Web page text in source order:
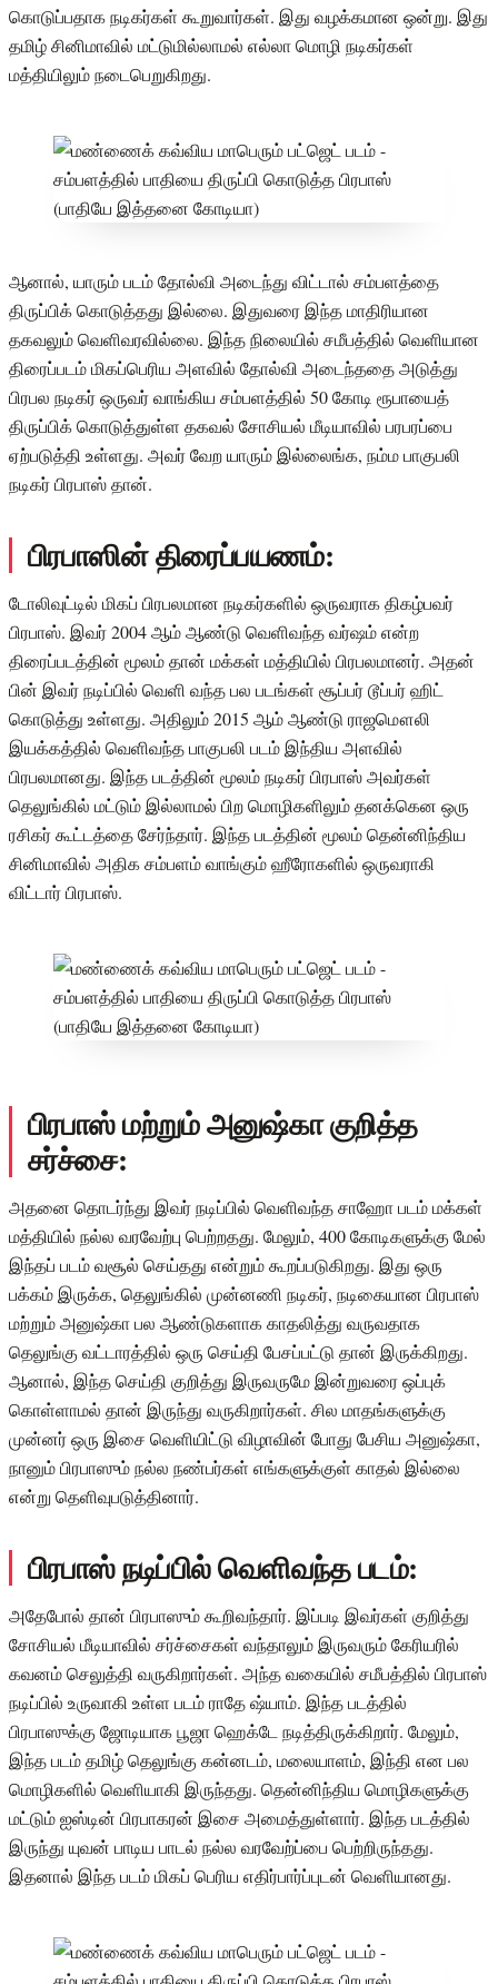
கொடுப்பதாக நடிகர்கள் கூறுவார்கள். இது வழக்கமான ஒன்று. இது
தமிழ் சினிமாவில் மட்டுமில்லாமல் எல்லா மொழி நடிகர்கள்
மத்தியிலும் நடைபெறுகிறது.
ஆனால், யாரும் படம் தோல்வி அடைந்து விட்டால் சம்பளத்தை
திருப்பிக் கொடுத்தது இல்லை. இதுவரை இந்த மாதிரியான
தகவலும் வெளிவரவில்லை. இந்த நிலையில் சமீபத்தில் வெளியான
திரைப்படம் மிகப்பெரிய அளவில் தோல்வி அடைந்ததை அடுத்து
பிரபல நடிகர் ஒருவர் வாங்கிய சம்பளத்தில் 50 கோடி ரூபாயைத்
திருப்பிக் கொடுத்துள்ள தகவல் சோசியல் மீடியாவில் பரபரப்பை
ஏற்படுத்தி உள்ளது. அவர் வேற யாரும் இல்லைங்க, நம்ம பாகுபலி
நடிகர் பிரபாஸ் தான்.
பிரபாஸின் திரைப்பயணம்:
டோலிவுட்டில் மிகப் பிரபலமான நடிகர்களில் ஒருவராக திகழ்பவர்
பிரபாஸ். இவர் 2004 ஆம் ஆண்டு வெளிவந்த வர்ஷம் என்ற
திரைப்படத்தின் மூலம் தான் மக்கள் மத்தியில் பிரபலமானர். அதன்
பின் இவர் நடிப்பில் வெளி வந்த பல படங்கள் சூப்பர் டூப்பர் ஹிட்
கொடுத்து உள்ளது. அதிலும் 2015 ஆம் ஆண்டு ராஜமௌலி
இயக்கத்தில் வெளிவந்த பாகுபலி படம் இந்திய அளவில்
பிரபலமானது. இந்த படத்தின் மூலம் நடிகர் பிரபாஸ் அவர்கள்
தெலுங்கில் மட்டும் இல்லாமல் பிற மொழிகளிலும் தனக்கென ஒரு
ரசிகர் கூட்டத்தை சேர்ந்தார். இந்த படத்தின் மூலம் தென்னிந்திய
சினிமாவில் அதிக சம்பளம் வாங்கும் ஹீரோகளில் ஒருவராகி
விட்டார் பிரபாஸ்.
பிரபாஸ் மற்றும் அனுஷ்கா குறித்த
சர்ச்சை:
அதனை தொடர்ந்து இவர் நடிப்பில் வெளிவந்த சாஹோ படம் மக்கள்
மத்தியில் நல்ல வரவேற்பு பெற்றதது. மேலும், 400 கோடிகளுக்கு மேல்
இந்தப் படம் வசூல் செய்தது என்றும் கூறப்படுகிறது. இது ஒரு
பக்கம் இருக்க, தெலுங்கில் முன்னணி நடிகர், நடிகையான பிரபாஸ்
மற்றும் அனுஷ்கா பல ஆண்டுகளாக காதலித்து வருவதாக
தெலுங்கு வட்டாரத்தில் ஒரு செய்தி பேசப்பட்டு தான் இருக்கிறது.
ஆனால், இந்த செய்தி குறித்து இருவருமே இன்றுவரை ஒப்புக்
கொள்ளாமல் தான் இருந்து வருகிறார்கள். சில மாதங்களுக்கு
முன்னர் ஒரு இசை வெளியிட்டு விழாவின் போது பேசிய அனுஷ்கா,
நானும் பிரபாஸும் நல்ல நண்பர்கள் எங்களுக்குள் காதல் இல்லை
என்று தெளிவுபடுத்தினார்.
பிரபாஸ் நடிப்பில் வெளிவந்த படம்:
அதேபோல் தான் பிரபாஸும் கூறிவந்தார். இப்படி இவர்கள் குறித்து
சோசியல் மீடியாவில் சர்ச்சைகள் வந்தாலும் இருவரும் கேரியரில்
கவனம் செலுத்தி வருகிறார்கள். அந்த வகையில் சமீபத்தில் பிரபாஸ்
நடிப்பில் உருவாகி உள்ள படம் ராதே ஷ்யாம். இந்த படத்தில்
பிரபாஸுக்கு ஜோடியாக பூஜா ஹெக்டே நடித்திருக்கிறார். மேலும்,
இந்த படம் தமிழ் தெலுங்கு கன்னடம், மலையாளம், இந்தி என பல
மொழிகளில் வெளியாகி இருந்தது. தென்னிந்திய மொழிகளுக்கு
மட்டும் ஐஸ்டின் பிரபாகரன் இசை அமைத்துள்ளார். இந்த படத்தில்
இருந்து யுவன் பாடிய பாடல் நல்ல வரவேற்ப்பை பெற்றிருந்தது.
இதனால் இந்த படம் மிகப் பெரிய எதிர்பார்ப்புடன் வெளியானது.